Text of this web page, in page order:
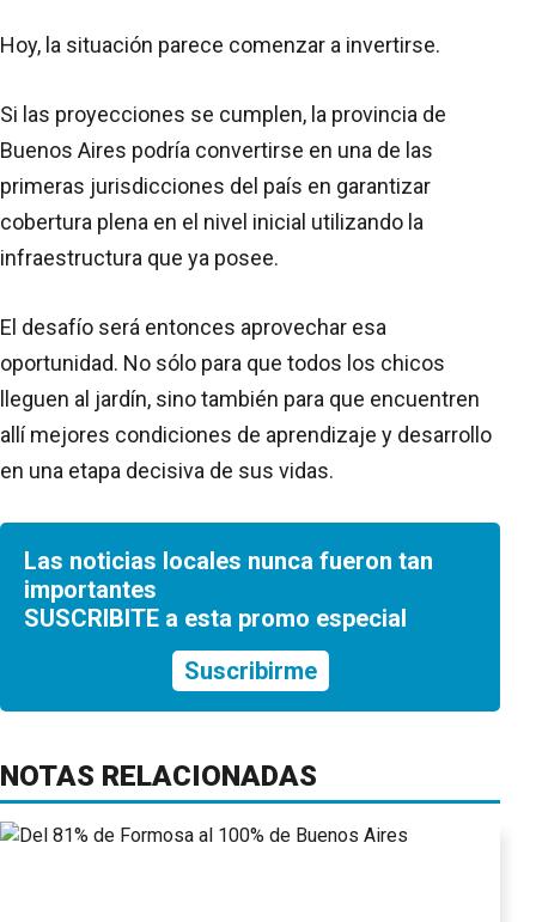
Hoy, la situación parece comenzar a invertirse.
Si las proyecciones se cumplen, la provincia de
Buenos Aires podría convertirse en una de las
primeras jurisdicciones del país en garantizar
cobertura plena en el nivel inicial utilizando la
infraestructura que ya posee.
El desafío será entonces aprovechar esa
oportunidad. No sólo para que todos los chicos
lleguen al jardín, sino también para que encuentren
allí mejores condiciones de aprendizaje y desarrollo
en una etapa decisiva de sus vidas.
Las noticias locales nunca fueron tan
importantes
SUSCRIBITE a esta promo especial
Suscribirme
NOTAS RELACIONADAS